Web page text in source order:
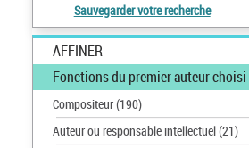
Sauvegarder votre recherche
AFFINER
Fonctions du premier auteur choisi
Compositeur(190)
Auteur ou responsable intellectuel(21)